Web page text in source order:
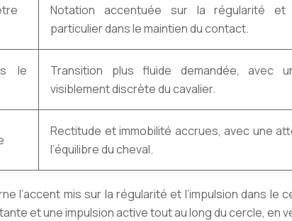
Notation accentuée sur la régularité et
particulier dans le maintien du contact.
le
Transition plus fluide demandée, avec
visiblement discrète du cavalier.
Rectitude et immobilité accrues, avec une
l’équilibre du cheval.
l’accent mis sur la régularité et l’impulsion dans le
et une impulsion active tout au long du cercle, en